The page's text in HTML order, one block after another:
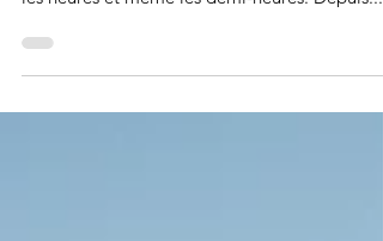
juste en face d'une église. Les cloches sonnent
les heures et même les demi-heures. Depuis...